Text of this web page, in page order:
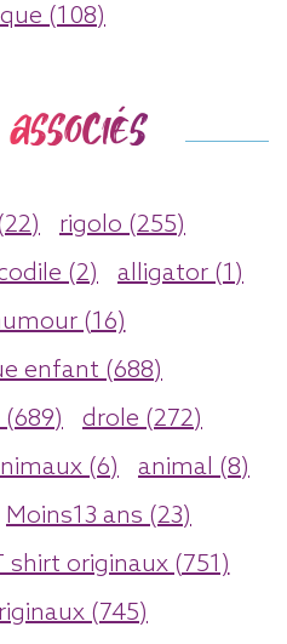
(108)
rigolo (255)
(2)
alligator (1)
(16)
enfant (688)
drole (272)
(6)
animal (8)
Moins13 ans (23)
shirt originaux (751)
(745)